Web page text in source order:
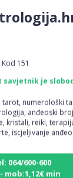
numerološki
anđeoski
kristali, reiki,
iscjeljivanje
064/600-600
mob:1,12€ min